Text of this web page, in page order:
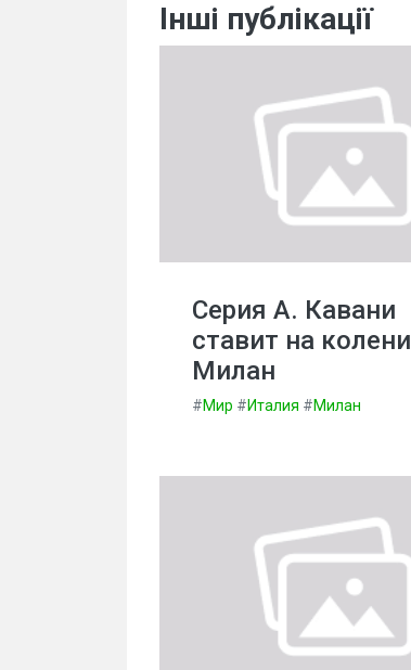
Інші публікації
Серия А. Кавани
ставит на колени
Милан
#Мир #Италия #Милан